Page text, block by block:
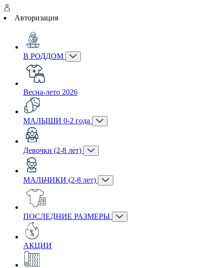
Авторизация
В РОДДОМ
Весна-лето 2026
МАЛЫШИ 0-2 года
Девочки (2-8 лет)
МАЛЬЧИКИ (2-8 лет)
ПОСЛЕДНИЕ РАЗМЕРЫ
АКЦИИ